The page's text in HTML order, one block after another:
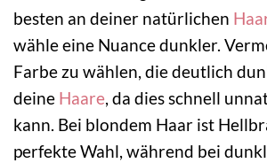
besten an deiner natürlichen
wähle eine Nuance dunkler.
Farbe zu wählen, die deutlich
deine Haare, da dies schnell
kann. Bei blondem Haar ist
perfekte Wahl, während bei